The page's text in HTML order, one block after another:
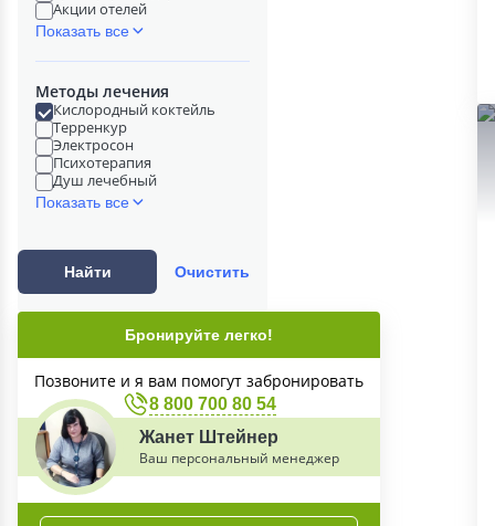
Акции отелей
Показать все
Методы лечения
Кислородный коктейль
Терренкур
Электросон
Психотерапия
Душ лечебный
Показать все
Найти Очистить
Бронируйте легко!
Позвоните и я вам помогут забронировать
8 800 700 80 54
Жанет Штейнер
Ваш персональный менеджер